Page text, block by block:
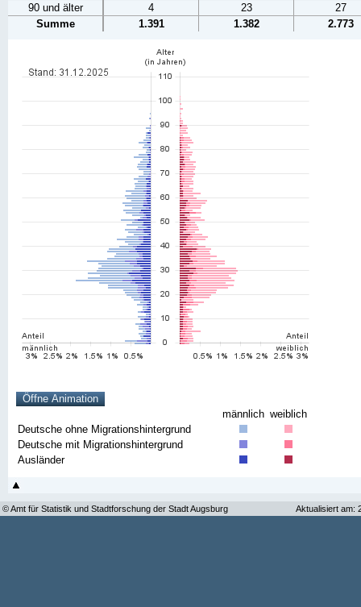
90 und älter
4 23
27
Summe
1.391 1.382 2.773
männlich weiblich
Deutsche ohne Migrationshintergrund
Deutsche mit Migrationshintergrund
Ausländer
© Amt für Statistik und Stadtforschung der Stadt Augsburg Aktualisiert am: